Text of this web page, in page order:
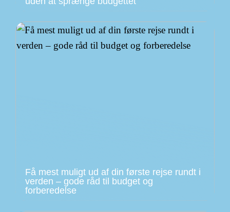
Få mest muligt ud af din første rejse rundt i
verden – gode råd til budget og
forberedelse